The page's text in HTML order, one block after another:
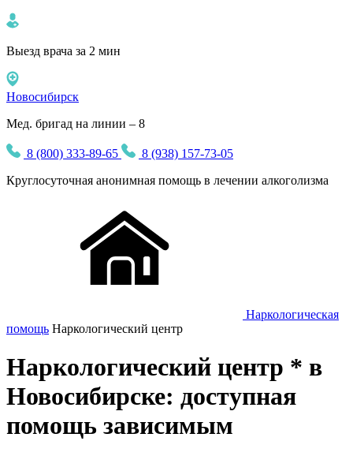
Выезд врача за 2 мин
Новосибирск
Мед. бригад на линии – 8
8 (800) 333-89-65
8 (938) 157-73-05
Круглосуточная анонимная помощь в лечении алкоголизма
Наркологическая
помощь Наркологический центр
Наркологический центр * в
Новосибирске: доступная
помощь зависимым